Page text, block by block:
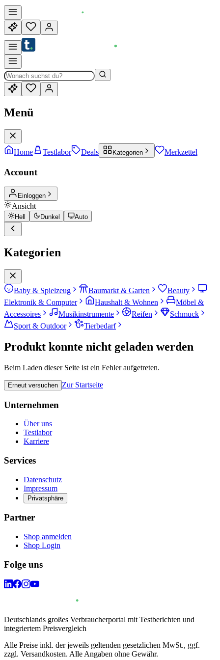
Menü
Home Testlabor Deals Kategorien Merkzettel
Account
Einloggen
Ansicht
Hell Dunkel Auto
Kategorien
Baby & Spielzeug Baumarkt & Garten
Beauty
Elektronik & Computer
Haushalt & Wohnen
Möbel &
Accessoires
Musikinstrumente Reifen
Schmuck
Sport & Outdoor
Tierbedarf
Produkt konnte nicht geladen werden
Beim Laden dieser Seite ist ein Fehler aufgetreten.
Erneut versuchen Zur Startseite
Unternehmen
Über uns
Testlabor
Karriere
Services
Datenschutz
Impressum
Privatsphäre
Partner
Shop anmelden
Shop Login
Folge uns
Deutschlands großes Verbraucherportal mit Testberichten und
integriertem Preisvergleich
Alle Preise inkl. der jeweils geltenden gesetzlichen MwSt., ggf.
zzgl. Versandkosten. Alle Angaben ohne Gewähr.